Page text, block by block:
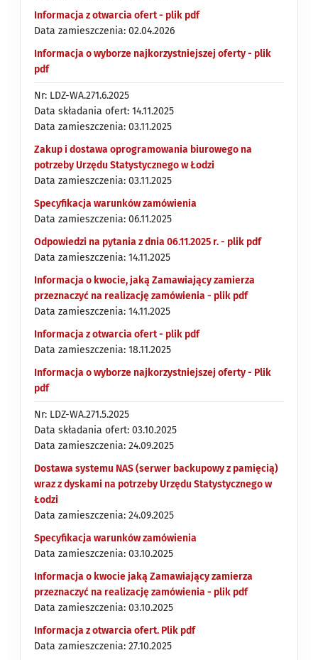
Informacja z otwarcia ofert - plik pdf
Data zamieszczenia: 02.04.2026
Informacja o wyborze najkorzystniejszej oferty - plik
pdf
Nr: LDZ-WA.271.6.2025
Data składania ofert: 14.11.2025
Data zamieszczenia: 03.11.2025
Zakup i dostawa oprogramowania biurowego na
potrzeby Urzędu Statystycznego w Łodzi
Data zamieszczenia: 03.11.2025
Specyfikacja warunków zamówienia
Data zamieszczenia: 06.11.2025
Odpowiedzi na pytania z dnia 06.11.2025 r. - plik pdf
Data zamieszczenia: 14.11.2025
Informacja o kwocie, jaką Zamawiający zamierza
przeznaczyć na realizację zamówienia - plik pdf
Data zamieszczenia: 14.11.2025
Informacja z otwarcia ofert - plik pdf
Data zamieszczenia: 18.11.2025
Informacja o wyborze najkorzystniejszej oferty - Plik
pdf
Nr: LDZ-WA.271.5.2025
Data składania ofert: 03.10.2025
Data zamieszczenia: 24.09.2025
Dostawa systemu NAS (serwer backupowy z pamięcią)
wraz z dyskami na potrzeby Urzędu Statystycznego w
Łodzi
Data zamieszczenia: 24.09.2025
Specyfikacja warunków zamówienia
Data zamieszczenia: 03.10.2025
Informacja o kwocie jaką Zamawiający zamierza
przeznaczyć na realizację zamówienia - plik pdf
Data zamieszczenia: 03.10.2025
Informacja z otwarcia ofert. Plik pdf
Data zamieszczenia: 27.10.2025